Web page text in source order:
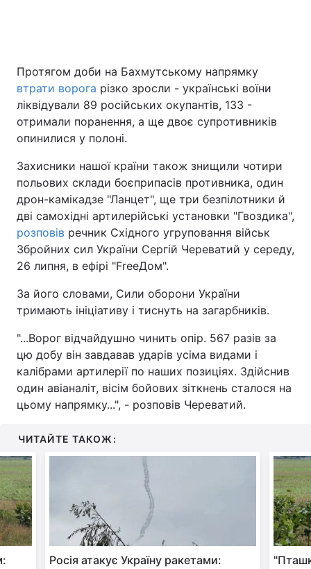
Протягом доби на Бахмутському напрямку
втрати ворога різко зросли - українські воїни
ліквідували 89 російських окупантів, 133 -
отримали поранення, а ще двоє супротивників
опинилися у полоні.
Захисники нашої країни також знищили чотири
польових склади боєприпасів противника, один
дрон-камікадзе "Ланцет", ще три безпілотники й
дві самохідні артилерійські установки "Гвоздика",
розповів речник Східного угруповання військ
Збройних сил України Сергій Череватий у середу,
26 липня, в ефірі "FreeДом".
За його словами, Сили оборони України
тримають ініціативу і тиснуть на загарбників.
"...Ворог відчайдушно чинить опір. 567 разів за
цю добу він завдавав ударів усіма видами і
калібрами артилерії по наших позиціях. Здійснив
один авіаналіт, вісім бойових зіткнень сталося на
цьому напрямку...", - розповів Череватий.
ЧИТАЙТЕ ТАКОЖ:
Росія атакує Україну ракетами: